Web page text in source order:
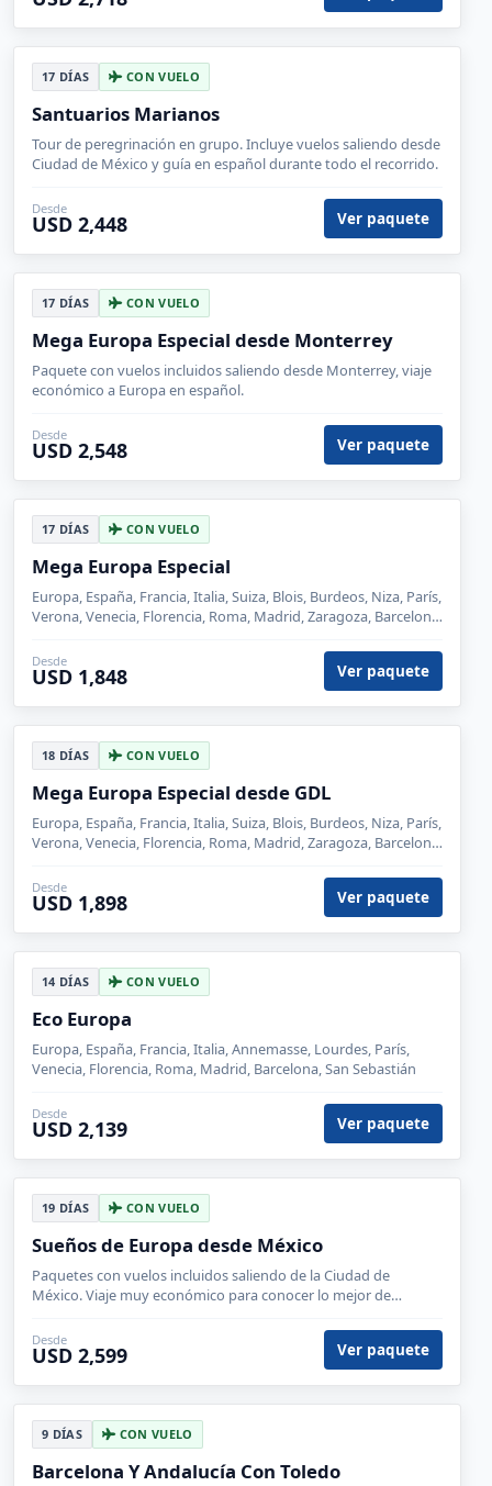
17 DÍAS CON VUELO
Santuarios Marianos
Tour de peregrinación en grupo. Incluye vuelos saliendo desde
Ciudad de México y guía en español durante todo el recorrido.
Desde
USD 2,448 Ver paquete
17 DÍAS CON VUELO
Mega Europa Especial desde Monterrey
Paquete con vuelos incluidos saliendo desde Monterrey, viaje
económico a Europa en español.
Desde
USD 2,548 Ver paquete
17 DÍAS CON VUELO
Mega Europa Especial
Europa, España, Francia, Italia, Suiza, Blois, Burdeos, Niza, París,
Verona, Venecia, Florencia, Roma, Madrid, Zaragoza, Barcelona,
Desde
USD 1,848 Ver paquete
18 DÍAS CON VUELO
Mega Europa Especial desde GDL
Europa, España, Francia, Italia, Suiza, Blois, Burdeos, Niza, París,
Verona, Venecia, Florencia, Roma, Madrid, Zaragoza, Barcelona,
Desde
USD 1,898 Ver paquete
14 DÍAS CON VUELO
Eco Europa
Europa, España, Francia, Italia, Annemasse, Lourdes, París,
Venecia, Florencia, Roma, Madrid, Barcelona, San Sebastián
Desde
USD 2,139 Ver paquete
19 DÍAS CON VUELO
Sueños de Europa desde México
Paquetes con vuelos incluidos saliendo de la Ciudad de
México. Viaje muy económico para conocer lo mejor de
Desde
USD 2,599 Ver paquete
9 DÍAS CON VUELO
Barcelona Y Andalucía Con Toledo